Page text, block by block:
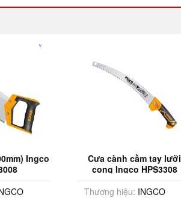
Ingco
Cưa cành cầm tay lưỡi
cong Ingco HPS3308
Thương hiệu: INGCO